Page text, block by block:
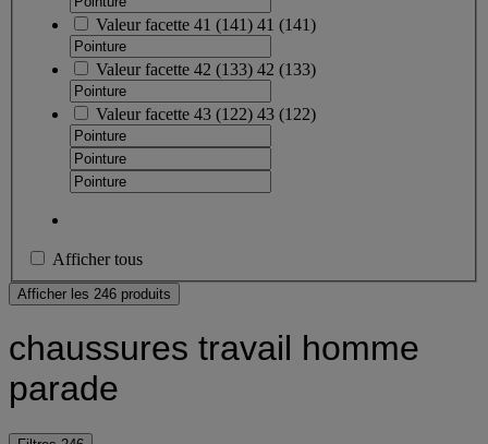
Valeur facette 41 (141) 41 (141)
Valeur facette 42 (133) 42 (133)
Valeur facette 43 (122) 43 (122)
Afficher tous
Afficher les 246 produits
chaussures travail homme
parade